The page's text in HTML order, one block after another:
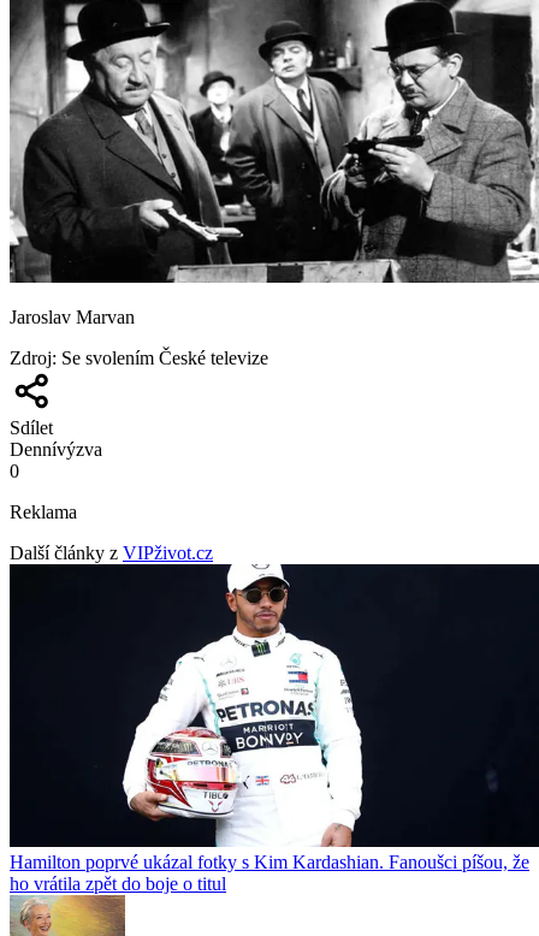
Jaroslav Marvan
Zdroj: Se svolením České televize
Sdílet
Dennívýzva
0
Reklama
Další články z VIPživot.cz
Hamilton poprvé ukázal fotky s Kim Kardashian. Fanoušci píšou, že
ho vrátila zpět do boje o titul